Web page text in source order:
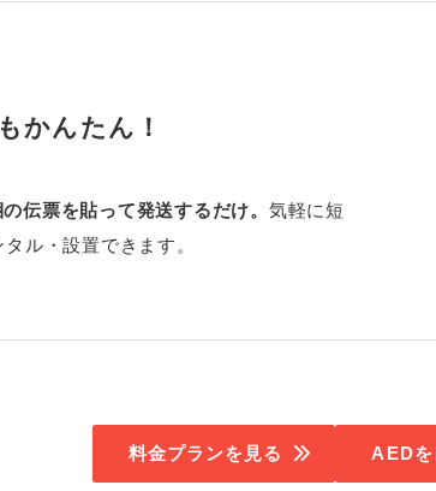
かんたん！
の伝票を貼って発送するだけ。 気軽に短
ル・設置できます。
料金プランを見る AEDを